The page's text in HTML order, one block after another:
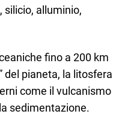
silicio, alluminio,
fino a 200 km
del pianeta, la litosfera
come il vulcanismo
sedimentazione.